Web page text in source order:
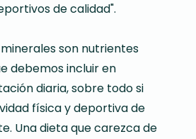
de calidad".
son nutrientes
debemos incluir en
diaria, sobre todo si
física y deportiva de
Una dieta que carezca de